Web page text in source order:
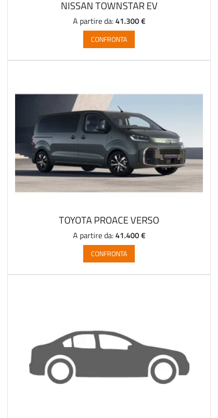
NISSAN TOWNSTAR EV
A partire da:41.300 €
CONFRONTA
TOYOTA PROACE VERSO
A partire da:41.400 €
CONFRONTA